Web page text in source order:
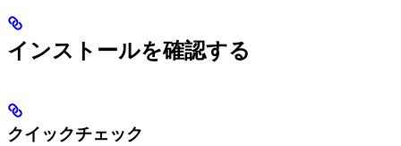
インストールを確認する
クイックチェック